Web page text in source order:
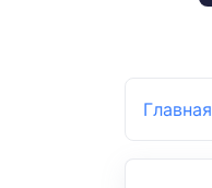
Главная